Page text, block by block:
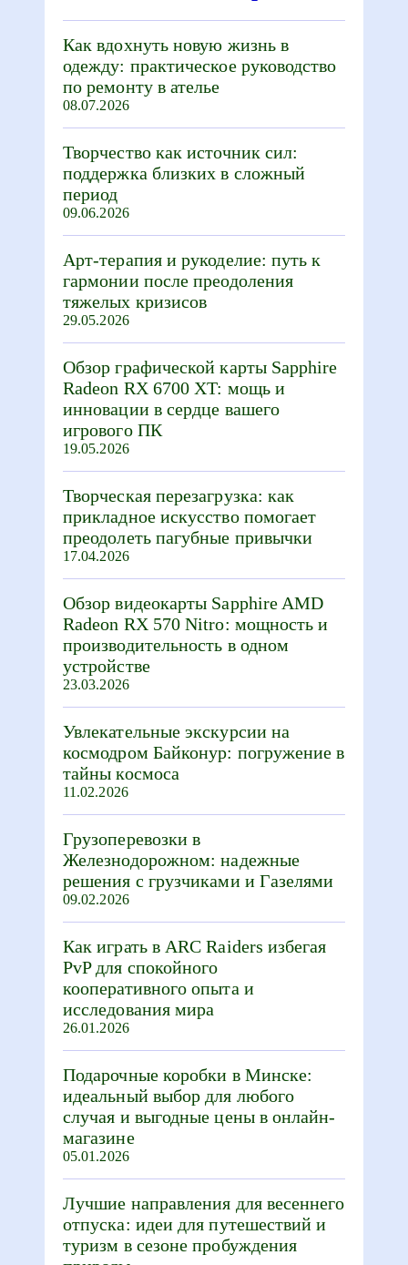
Как вдохнуть новую жизнь в
одежду: практическое руководство
по ремонту в ателье
08.07.2026
Творчество как источник сил:
поддержка близких в сложный
период
09.06.2026
Арт-терапия и рукоделие: путь к
гармонии после преодоления
тяжелых кризисов
29.05.2026
Обзор графической карты Sapphire
Radeon RX 6700 XT: мощь и
инновации в сердце вашего
игрового ПК
19.05.2026
Творческая перезагрузка: как
прикладное искусство помогает
преодолеть пагубные привычки
17.04.2026
Обзор видеокарты Sapphire AMD
Radeon RX 570 Nitro: мощность и
производительность в одном
устройстве
23.03.2026
Увлекательные экскурсии на
космодром Байконур: погружение в
тайны космоса
11.02.2026
Грузоперевозки в
Железнодорожном: надежные
решения с грузчиками и Газелями
09.02.2026
Как играть в ARC Raiders избегая
PvP для спокойного
кооперативного опыта и
исследования мира
26.01.2026
Подарочные коробки в Минске:
идеальный выбор для любого
случая и выгодные цены в онлайн-
магазине
05.01.2026
Лучшие направления для весеннего
отпуска: идеи для путешествий и
туризм в сезоне пробуждения